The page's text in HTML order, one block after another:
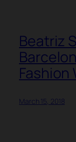
Beatriz
Fashion
March 15, 2018